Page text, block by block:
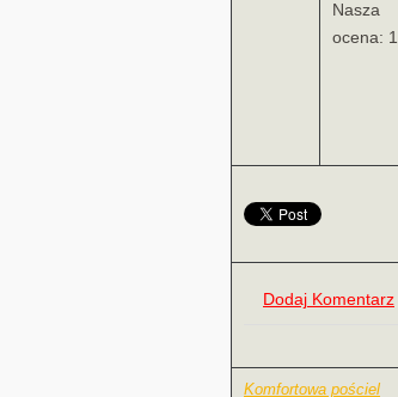
Nasza
ocena: 1
Dodaj Komentarz
Komfortowa pościel